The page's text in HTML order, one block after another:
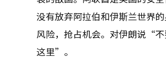
没有放弃阿拉伯和伊斯兰世界
风险，抢占机会。对伊朗说“
这里”。